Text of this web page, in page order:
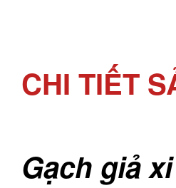
CHI TIẾT
Gạch giả